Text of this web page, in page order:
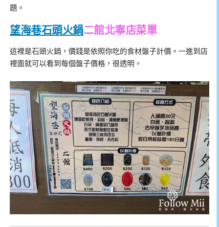
題。
望海巷石頭火鍋二館北寧店菜單
這裡是石頭火鍋，價錢是依照你吃的食材盤子計價。一進到店
裡面就可以看到每個盤子價格，很透明。